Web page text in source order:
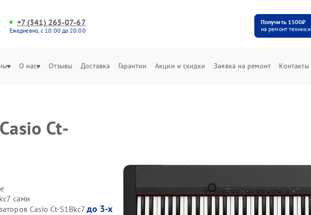
+7 (341) 265-07-67
Ежедневно, с 10:00 до 20:00
Получить 1500₽
на ремонт техники
О нас Отзывы Доставка Гарантии Акции и скидки Заявка на ремонт Контакты
Ct-
сами
Casio Ct-S1Bkc7до 3-х